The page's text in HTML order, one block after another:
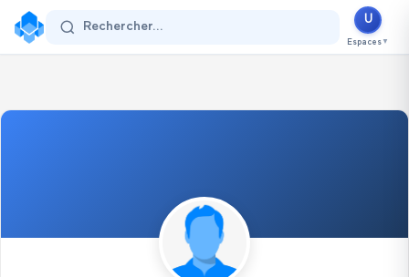
Se connecter
Rechercher...
U
Espaces ▼